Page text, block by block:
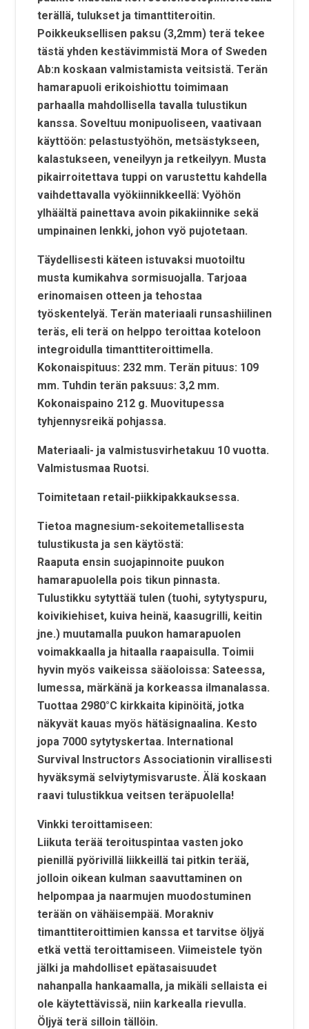
terällä, tulukset ja timanttiteroitin.
Poikkeuksellisen paksu (3,2mm) terä tekee
tästä yhden kestävimmistä Mora of Sweden
Ab:n koskaan valmistamista veitsistä. Terän
hamarapuoli erikoishiottu toimimaan
parhaalla mahdollisella tavalla tulustikun
kanssa. Soveltuu monipuoliseen, vaativaan
käyttöön: pelastustyöhön, metsästykseen,
kalastukseen, veneilyyn ja retkeilyyn. Musta
pikairroitettava tuppi on varustettu kahdella
vaihdettavalla vyökiinnikkeellä: Vyöhön
ylhäältä painettava avoin pikakiinnike sekä
umpinainen lenkki, johon vyö pujotetaan.
Täydellisesti käteen istuvaksi muotoiltu
musta kumikahva sormisuojalla. Tarjoaa
erinomaisen otteen ja tehostaa
työskentelyä. Terän materiaali runsashiilinen
teräs, eli terä on helppo teroittaa koteloon
integroidulla timanttiteroittimella.
Kokonaispituus: 232 mm. Terän pituus: 109
mm. Tuhdin terän paksuus: 3,2 mm.
Kokonaispaino 212 g. Muovitupessa
tyhjennysreikä pohjassa.
Materiaali- ja valmistusvirhetakuu 10 vuotta.
Valmistusmaa Ruotsi.
Toimitetaan retail-piikkipakkauksessa.
Tietoa magnesium-sekoitemetallisesta
tulustikusta ja sen käytöstä:
Raaputa ensin suojapinnoite puukon
hamarapuolella pois tikun pinnasta.
Tulustikku sytyttää tulen (tuohi, sytytyspuru,
koivikiehiset, kuiva heinä, kaasugrilli, keitin
jne.) muutamalla puukon hamarapuolen
voimakkaalla ja hitaalla raapaisulla. Toimii
hyvin myös vaikeissa sääoloissa: Sateessa,
lumessa, märkänä ja korkeassa ilmanalassa.
Tuottaa 2980°C kirkkaita kipinöitä, jotka
näkyvät kauas myös hätäsignaalina. Kesto
jopa 7000 sytytyskertaa. International
Survival Instructors Associationin virallisesti
hyväksymä selviytymisvaruste. Älä koskaan
raavi tulustikkua veitsen teräpuolella!
Vinkki teroittamiseen:
Liikuta terää teroituspintaa vasten joko
pienillä pyörivillä liikkeillä tai pitkin terää,
jolloin oikean kulman saavuttaminen on
helpompaa ja naarmujen muodostuminen
terään on vähäisempää. Morakniv
timanttiteroittimien kanssa et tarvitse öljyä
etkä vettä teroittamiseen. Viimeistele työn
jälki ja mahdolliset epätasaisuudet
nahanpalla hankaamalla, ja mikäli sellaista ei
ole käytettävissä, niin karkealla rievulla.
Öljyä terä silloin tällöin.